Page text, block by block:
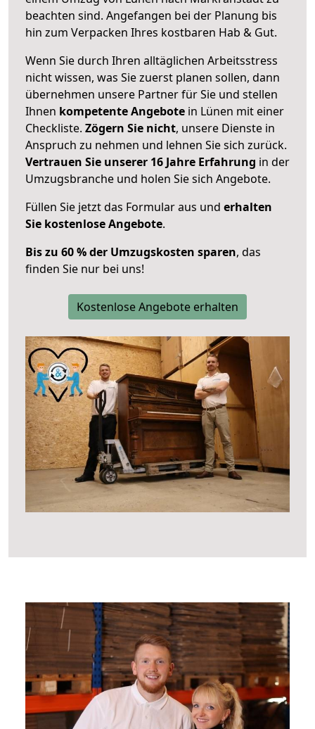
beachten sind. Angefangen bei der Planung bis
hin zum Verpacken Ihres kostbaren Hab & Gut.
Wenn Sie durch Ihren alltäglichen Arbeitsstress
nicht wissen, was Sie zuerst planen sollen, dann
übernehmen unsere Partner für Sie und stellen
Ihnen kompetente Angebote in Lünen mit einer
Checkliste. Zögern Sie nicht, unsere Dienste in
Anspruch zu nehmen und lehnen Sie sich zurück.
Vertrauen Sie unserer 16 Jahre Erfahrung in der
Umzugsbranche und holen Sie sich Angebote.
Füllen Sie jetzt das Formular aus und erhalten
Sie kostenlose Angebote.
Bis zu 60 % der Umzugskosten sparen, das
finden Sie nur bei uns!
Kostenlose Angebote erhalten